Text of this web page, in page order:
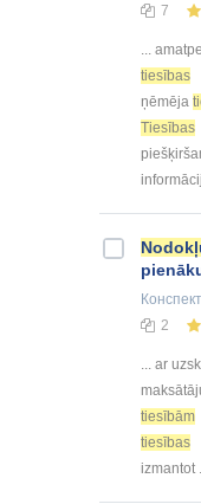
7
...
tiesības
ņēmēja
Tiesības
Конспект
2
... ar
tiesībām
tiesības
izmantot